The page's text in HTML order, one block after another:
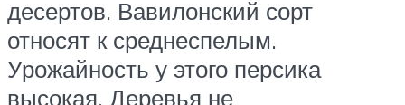
десертов. Вавилонский сорт
относят к среднеспелым.
Урожайность у этого персика
высокая. Деревья не